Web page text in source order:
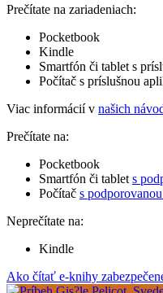
Prečítate na zariadeniach:
Pocketbook
Kindle
Smartfón či tablet s
Počítač s príslušnou
Viac informácií v našich
Prečítate na:
Pocketbook
Smartfón či tablet s
Počítač s
Neprečítate na:
Kindle
Ako čítať e-knihy